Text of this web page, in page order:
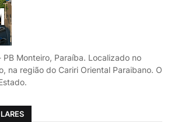
PB Monteiro, Paraíba. Localizado no
na região do Cariri Oriental Paraibano. O